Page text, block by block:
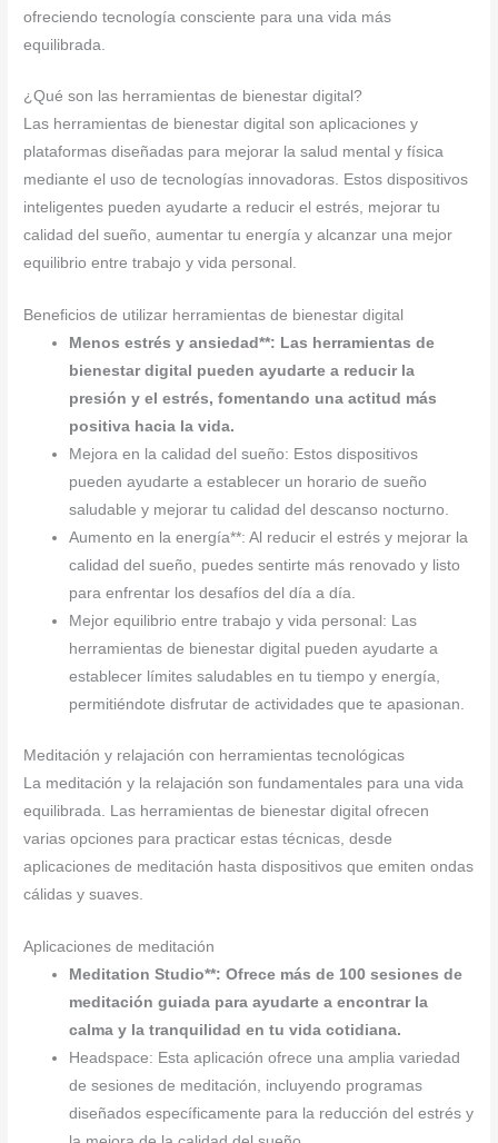
ofreciendo tecnología consciente para una vida más
equilibrada.
¿Qué son las herramientas de bienestar digital?
Las herramientas de bienestar digital son aplicaciones y
plataformas diseñadas para mejorar la salud mental y física
mediante el uso de tecnologías innovadoras. Estos dispositivos
inteligentes pueden ayudarte a reducir el estrés, mejorar tu
calidad del sueño, aumentar tu energía y alcanzar una mejor
equilibrio entre trabajo y vida personal.
Beneficios de utilizar herramientas de bienestar digital
Menos estrés y ansiedad**: Las herramientas de
bienestar digital pueden ayudarte a reducir la
presión y el estrés, fomentando una actitud más
positiva hacia la vida.
Mejora en la calidad del sueño: Estos dispositivos
pueden ayudarte a establecer un horario de sueño
saludable y mejorar tu calidad del descanso nocturno.
Aumento en la energía**: Al reducir el estrés y mejorar la
calidad del sueño, puedes sentirte más renovado y listo
para enfrentar los desafíos del día a día.
Mejor equilibrio entre trabajo y vida personal: Las
herramientas de bienestar digital pueden ayudarte a
establecer límites saludables en tu tiempo y energía,
permitiéndote disfrutar de actividades que te apasionan.
Meditación y relajación con herramientas tecnológicas
La meditación y la relajación son fundamentales para una vida
equilibrada. Las herramientas de bienestar digital ofrecen
varias opciones para practicar estas técnicas, desde
aplicaciones de meditación hasta dispositivos que emiten ondas
cálidas y suaves.
Aplicaciones de meditación
Meditation Studio**: Ofrece más de 100 sesiones de
meditación guiada para ayudarte a encontrar la
calma y la tranquilidad en tu vida cotidiana.
Headspace: Esta aplicación ofrece una amplia variedad
de sesiones de meditación, incluyendo programas
diseñados específicamente para la reducción del estrés y